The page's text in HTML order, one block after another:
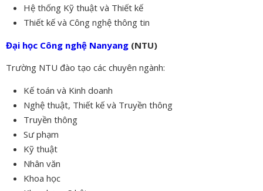
Hệ thống Kỹ thuật và Thiết kế
Thiết kế và Công nghệ thông tin
Đại học Công nghệ Nanyang (NTU)
Trường NTU đào tạo các chuyên ngành:
Kế toán và Kinh doanh
Nghệ thuật, Thiết kế và Truyền thông
Truyền thông
Sư phạm
Kỹ thuật
Nhân văn
Khoa học